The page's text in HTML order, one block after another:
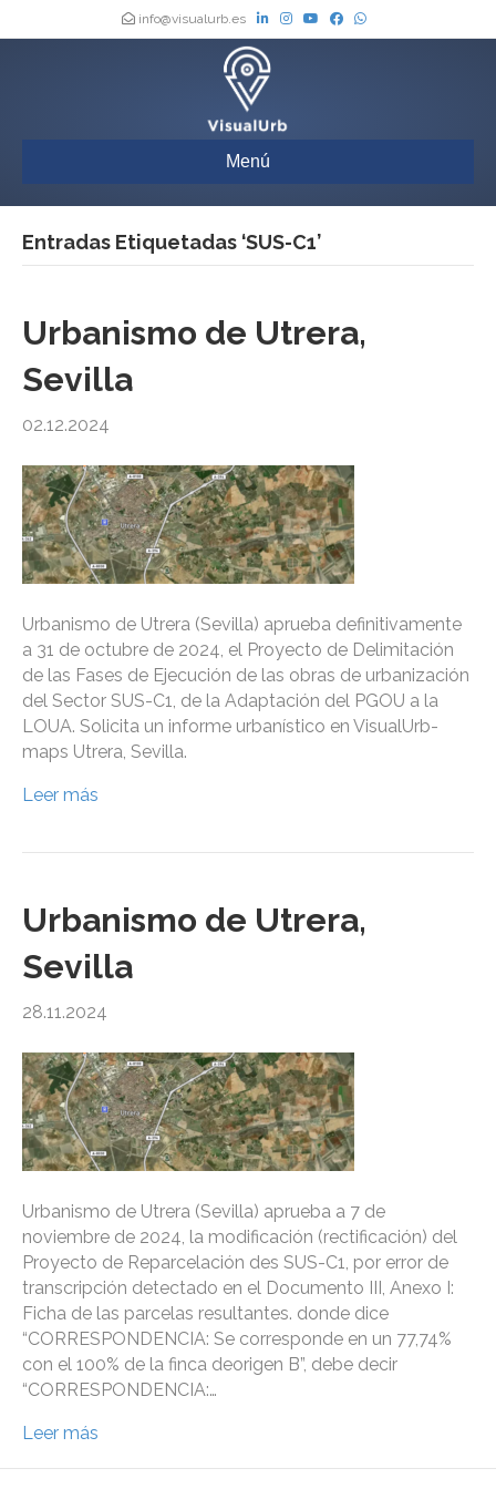
info@visualurb.es
Menú
Entradas Etiquetadas ‘SUS-C1’
Urbanismo de Utrera,
Sevilla
02.12.2024
Urbanismo de Utrera (Sevilla) aprueba definitivamente
a 31 de octubre de 2024, el Proyecto de Delimitación
de las Fases de Ejecución de las obras de urbanización
del Sector SUS-C1, de la Adaptación del PGOU a la
LOUA. Solicita un informe urbanístico en VisualUrb-
maps Utrera, Sevilla.
Leer más
Urbanismo de Utrera,
Sevilla
28.11.2024
Urbanismo de Utrera (Sevilla) aprueba a 7 de
noviembre de 2024, la modificación (rectificación) del
Proyecto de Reparcelación des SUS-C1, por error de
transcripción detectado en el Documento III, Anexo I:
Ficha de las parcelas resultantes. donde dice
“CORRESPONDENCIA: Se corresponde en un 77,74%
con el 100% de la finca deorigen B”, debe decir
“CORRESPONDENCIA:…
Leer más